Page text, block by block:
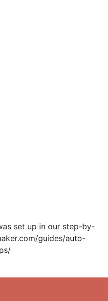
set up in our step-by-
guides/auto-